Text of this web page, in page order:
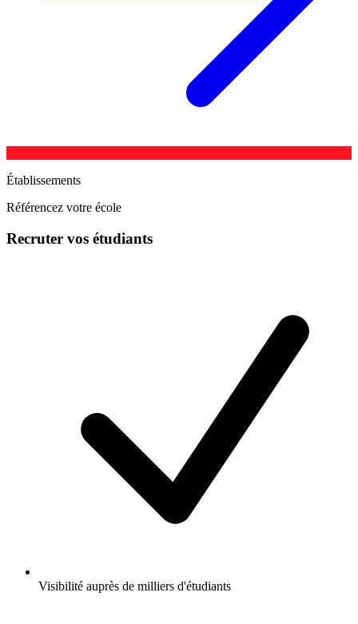
Établissements
Référencez votre école
Recruter vos étudiants
Visibilité auprès de milliers d'étudiants